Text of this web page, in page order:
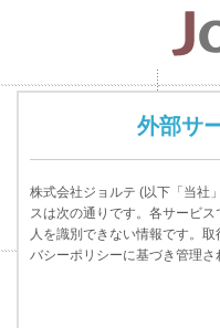
外部サ
株式会社ジョルテ (以下「当社
スは次の通りです。各サービ
人を識別できない情報です。
バシーポリシーに基づき管理さ